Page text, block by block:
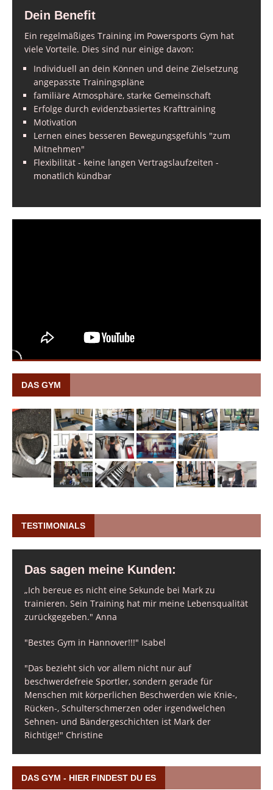
Dein Benefit
Ein regelmäßiges Training im Powersports Gym hat
viele Vorteile. Dies sind nur einige davon:
Individuell an dein Können und deine Zielsetzung
angepasste Trainingspläne
familiäre Atmosphäre, starke Gemeinschaft
Erfolge durch evidenzbasiertes Krafttraining
Motivation
Lernen eines besseren Bewegungsgefühls "zum
Mitnehmen"
Flexibilität - keine langen Vertragslaufzeiten -
monatlich kündbar
DAS GYM
TESTIMONIALS
Das sagen meine Kunden:
„Ich bereue es nicht eine Sekunde bei Mark zu
trainieren. Sein Training hat mir meine Lebensqualität
zurückgegeben." Anna
"Bestes Gym in Hannover!!!" Isabel
"Das bezieht sich vor allem nicht nur auf
beschwerdefreie Sportler, sondern gerade für
Menschen mit körperlichen Beschwerden wie Knie-,
Rücken-, Schulterschmerzen oder irgendwelchen
Sehnen- und Bändergeschichten ist Mark der
Richtige!" Christine
DAS GYM - HIER FINDEST DU ES